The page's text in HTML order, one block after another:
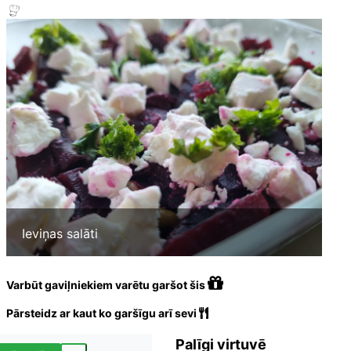
Ieviņas salāti
Varbūt gaviļniekiem varētu garšot šis
Pārsteidz ar kaut ko garšīgu arī sevi
Palīgi virtuvē